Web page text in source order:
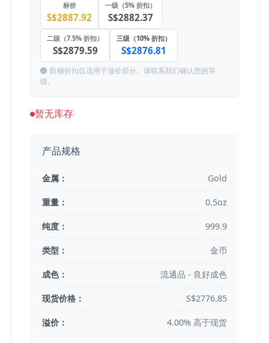
标价
S$2887.92
一级（5% 折扣）
S$2882.37
二级（7.5% 折扣）
S$2879.59
三级（10% 折扣）
S$2876.81
阶梯折扣仅适用于溢价部分。请联系我们确认您的等
级。
暂无库存
产品规格
金属： Gold
重量： 0.5oz
纯度： 999.9
类型： 金币
成色： 流通品 - 良好成色
现货价格： S$2776.85
溢价： 4.00% 高于现货